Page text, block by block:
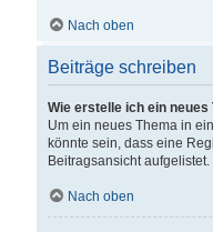
Nach oben
Beiträge schreiben
Wie erstelle ich ein
Um ein neues Thema in
könnte sein, dass eine
Beitragsansicht
Nach oben